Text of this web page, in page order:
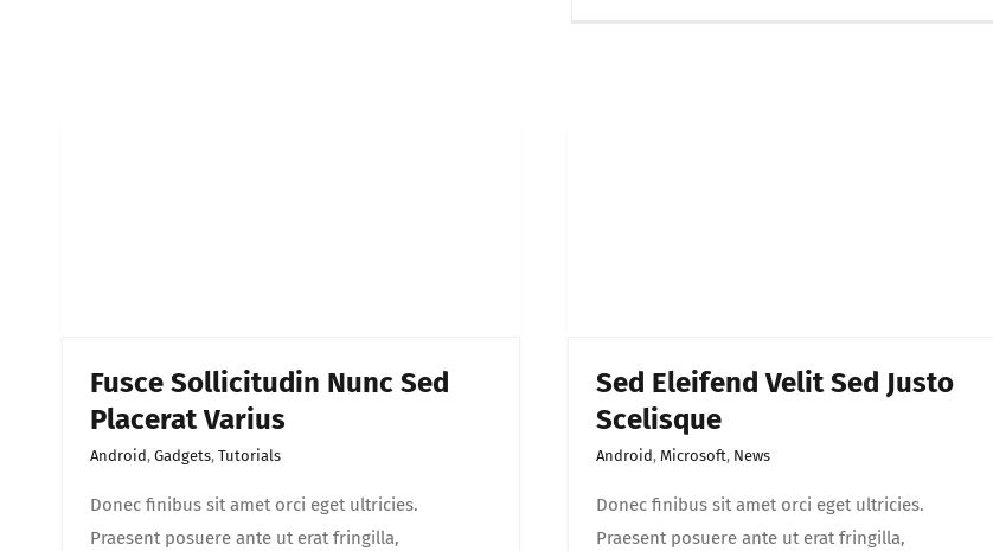
Fusce Sollicitudin Nunc Sed
Placerat Varius
Android, Gadgets, Tutorials
Donec finibus sit amet orci eget ultricies.
Praesent posuere ante ut erat fringilla,
Sed Eleifend Velit Sed Justo
Scelisque
Android, Microsoft, News
Donec finibus sit amet orci eget ultricies.
Praesent posuere ante ut erat fringilla,